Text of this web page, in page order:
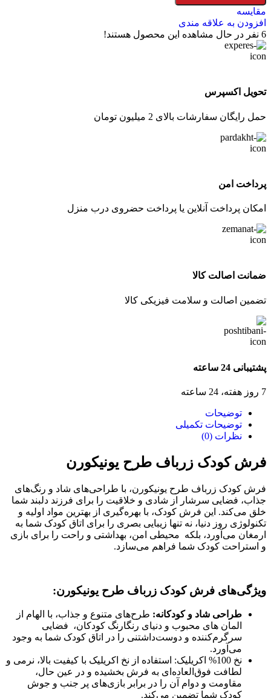
مقایسه
افزودن به علاقه مندی
6 نفر در حال مشاهده این محصول هستند!
تحویل اکسپرس
حمل رایگان سفارشات بالای 2 میلیون تومان
پرداخت امن
امکان پرداخت آنلاین یا پرداخت حضروی درب منزل
ضمانت اصالت کالا
تضمین اصالت و سلامت فیزیکی کالا
پشتیبانی 24 ساعته
7 روز هفته، 24 ساعته
توضیحات
توضیحات تکمیلی
نظرات (0)
فرش کودک زرباف طرح یونیکورن
فرش کودک زرباف طرح یونیکورن، با طراحی‌های شاد و رنگ‌های
جذاب، فضایی سرشار از شادی و خلاقیت را برای فرزند دلبند شما
خلق می‌کند. این فرش‌ کودک، با بهره‌گیری از بهترین مواد اولیه و
تکنولوژی روز دنیا، نه تنها زیبایی بصری را برای اتاق کودک شما به
ارمغان می‌آورد، بلکه محیطی امن، بهداشتی و راحت را برای بازی
و استراحت کودک شما فراهم می‌سازد.
ویژگی‌های فرش کودک زرباف طرح یونیکورن:
طراحی شاد و کودکانه: طرح‌های متنوع و جذاب، با الهام از
المان های محبوب و دنیای رنگارنگ کودکان، فضایی
سرگرم‌کننده و دوست‌داشتنی را در اتاق کودک شما به وجود
می‌آورد.
نخ 100% اکریلیک: استفاده از نخ اکریلیک با کیفیت بالا، نرمی و
لطافت فوق‌العاده‌ای به فرش بخشیده و در عین حال،
مقاومت و دوام آن را در برابر بازی‌های پر جنب و جوش
کودک شما تضمین می‌کند.